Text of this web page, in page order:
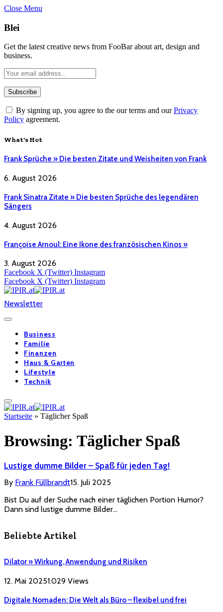
Close Menu
Blei
Get the latest creative news from FooBar about art, design and
business.
By signing up, you agree to the our terms and ourPrivacy
Policy agreement.
What's Hot
Frank Sprüche » Die besten Zitate und Weisheiten von Frank
6. August 2026
Frank Sinatra Zitate » Die besten Sprüche des legendären
Sängers
4. August 2026
Françoise Arnoul: Eine Ikone des französischen Kinos »
3. August 2026
Facebook X (Twitter) Instagram
Facebook X (Twitter) Instagram
Newsletter
Business
Familie
Finanzen
Haus & Garten
Lifestyle
Technik
Startseite » Täglicher Spaß
Browsing: Täglicher Spaß
Lustige dumme Bilder – Spaß für jeden Tag!
By Frank Füllbrandt15. Juli 2025
Bist Du auf der Suche nach einer täglichen Portion Humor?
Dann sind lustige dumme Bilder…
Beliebte Artikel
Dilator » Wirkung, Anwendung und Risiken
12. Mai 20251.029 Views
Digitale Nomaden: Die Welt als Büro – flexibel und frei